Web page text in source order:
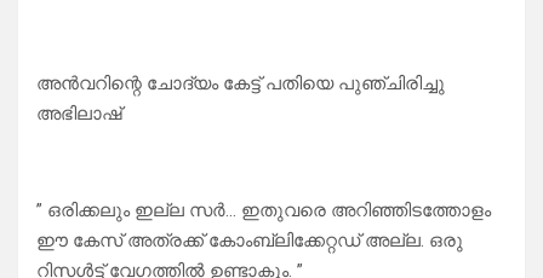
അൻവറിന്റെ ചോദ്യം കേട്ട് പതിയെ പുഞ്ചിരിച്ചു
അഭിലാഷ്
” ഒരിക്കലും ഇല്ല സർ… ഇതുവരെ അറിഞ്ഞിടത്തോളം
ഈ കേസ് അത്രക്ക് കോംബ്ലിക്കേറ്റഡ് അല്ല. ഒരു
റിസൾട്ട്‌ വേഗത്തിൽ ഉണ്ടാകും. ”